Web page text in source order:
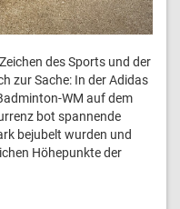
des Sports und der
zur Sache: In der Adidas
WM auf dem
bot spannende
bejubelt wurden und
Höhepunkte der